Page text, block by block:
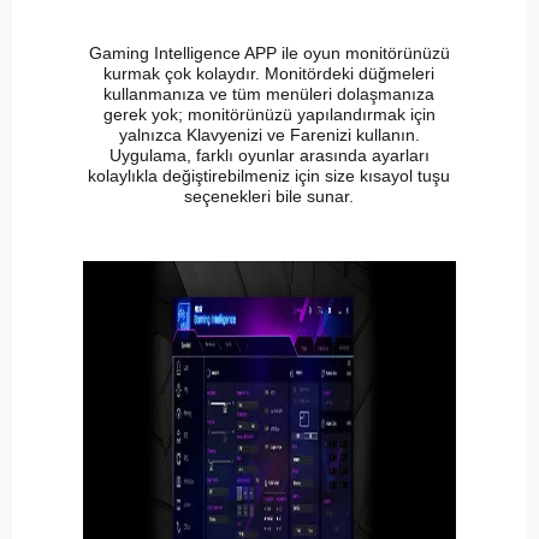
Gaming Intelligence APP ile oyun monitörünüzü
kurmak çok kolaydır. Monitördeki düğmeleri
kullanmanıza ve tüm menüleri dolaşmanıza
gerek yok; monitörünüzü yapılandırmak için
yalnızca Klavyenizi ve Farenizi kullanın.
Uygulama, farklı oyunlar arasında ayarları
kolaylıkla değiştirebilmeniz için size kısayol tuşu
seçenekleri bile sunar.